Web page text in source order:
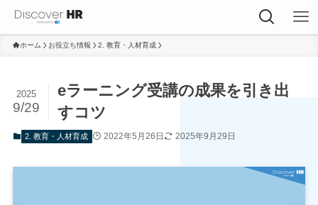
ホーム お役立ち情報 2. 教育・人材育成
eラーニング受講の成果を引き出
すコツ
2025
9/29
2. 教育・人材育成 2022年5月26日 2025年9月29日